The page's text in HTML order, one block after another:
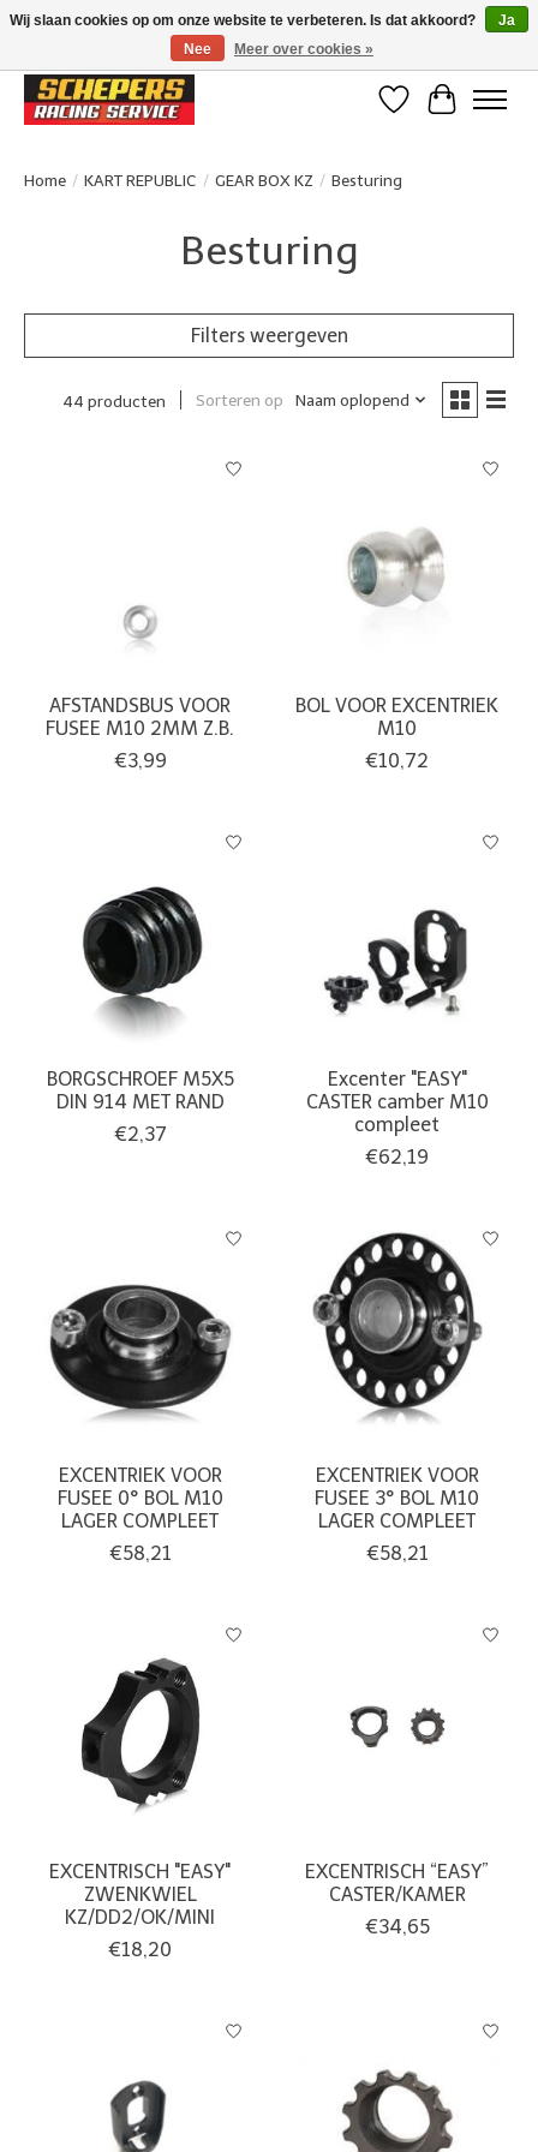
Klanten beoordelen ons met een 4,8/5 op Google reviews
Verlanglijst
Home / KART REPUBLIC / GEAR BOX KZ / Besturing
Besturing
Filters weergeven
44 producten Sorteren op Naam oplopend
AFSTANDSBUS VOOR
FUSEE M10 2MM Z.B.
€3,99
BOL VOOR EXCENTRIEK
M10
€10,72
BORGSCHROEF M5X5
DIN 914 MET RAND
€2,37
Excenter "EASY"
CASTER camber M10
compleet
€62,19
EXCENTRIEK VOOR
FUSEE 0° BOL M10
LAGER COMPLEET
€58,21
EXCENTRIEK VOOR
FUSEE 3° BOL M10
LAGER COMPLEET
€58,21
EXCENTRISCH "EASY"
ZWENKWIEL
KZ/DD2/OK/MINI
€18,20
EXCENTRISCH “EASY”
CASTER/KAMER
€34,65
Wij slaan cookies op om onze website te verbeteren. Is dat akkoord?
Ja
Nee
Meer over cookies »